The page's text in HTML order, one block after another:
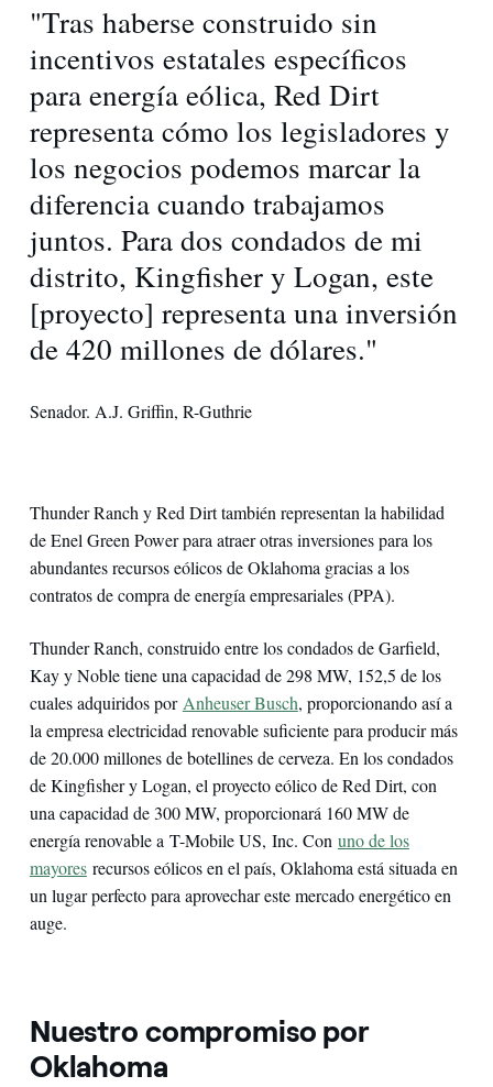
"Tras haberse construido sin
incentivos estatales específicos
para energía eólica, Red Dirt
representa cómo los legisladores y
los negocios podemos marcar la
diferencia cuando trabajamos
juntos. Para dos condados de mi
distrito, Kingfisher y Logan, este
[proyecto] representa una inversión
de 420 millones de dólares."
Senador. A.J. Griffin, R-Guthrie
Thunder Ranch y Red Dirt también representan la habilidad
de Enel Green Power para atraer otras inversiones para los
abundantes recursos eólicos de Oklahoma gracias a los
contratos de compra de energía empresariales (PPA).
Thunder Ranch, construido entre los condados de Garfield,
Kay y Noble tiene una capacidad de 298 MW, 152,5 de los
cuales adquiridos por Anheuser Busch, proporcionando así a
la empresa electricidad renovable suficiente para producir más
de 20.000 millones de botellines de cerveza. En los condados
de Kingfisher y Logan, el proyecto eólico de Red Dirt, con
una capacidad de 300 MW, proporcionará 160 MW de
energía renovable a T-Mobile US, Inc. Con uno de los
mayoresrecursos eólicos en el país, Oklahoma está situada en
un lugar perfecto para aprovechar este mercado energético en
auge.
Nuestro compromiso por
Oklahoma